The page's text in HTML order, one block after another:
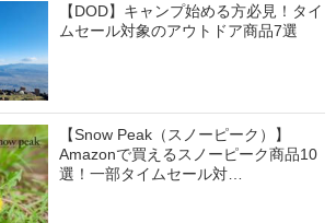
【DOD】キャンプ始める方必見！タイ
ムセール対象のアウトドア商品7選
【Snow Peak（スノーピーク）】
Amazonで買えるスノーピーク商品10
選！一部タイムセール対…